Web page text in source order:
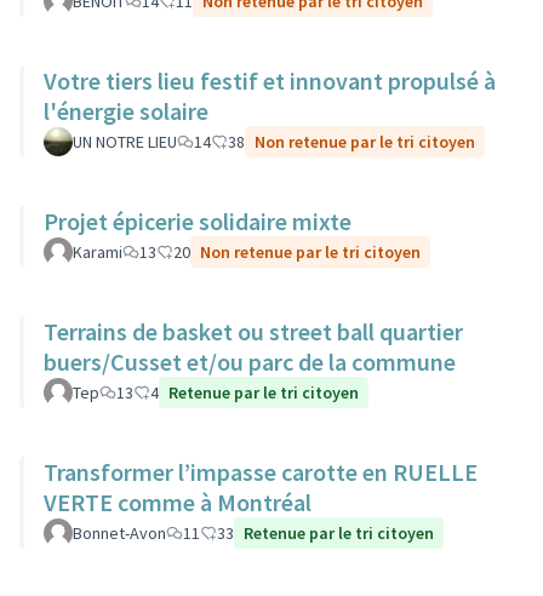
Votre tiers lieu festif et innovant propulsé à
l'énergie solaire
UN NOTRE LIEU 14 38 Non retenue par le tri citoyen
Projet épicerie solidaire mixte
Karami 13 20 Non retenue par le tri citoyen
Terrains de basket ou street ball quartier
buers/Cusset et/ou parc de la commune
Tep 13 4 Retenue par le tri citoyen
Transformer l’impasse carotte en RUELLE
VERTE comme à Montréal
Bonnet-Avon 11 33 Retenue par le tri citoyen